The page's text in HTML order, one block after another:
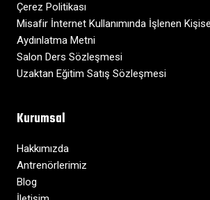
Çerez Politikası
Misafir İnternet Kullanımında İşlenen
Aydınlatma Metni
Salon Ders Sözleşmesi
Uzaktan Eğitim Satış Sözleşmesi
Kurumsal
Hakkımızda
Antrenörlerimiz
Blog